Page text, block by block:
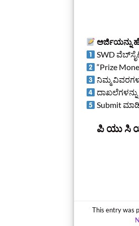
ಅರ್ಜಿಯನ್ನು
SWD
“Prize
ನಿಮ್ಮ
Submit
ಪಿ ಯು ಸಿ
This entry was